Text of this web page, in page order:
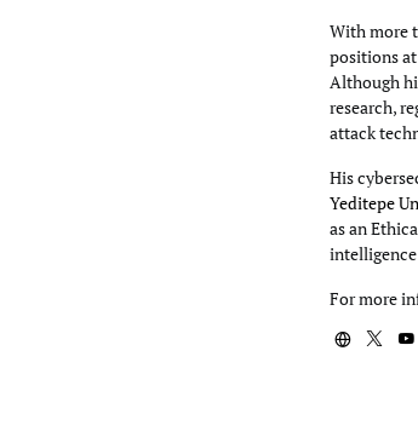
With more
positions at
Although
research,
attack
His
Yeditepe
as an
For more